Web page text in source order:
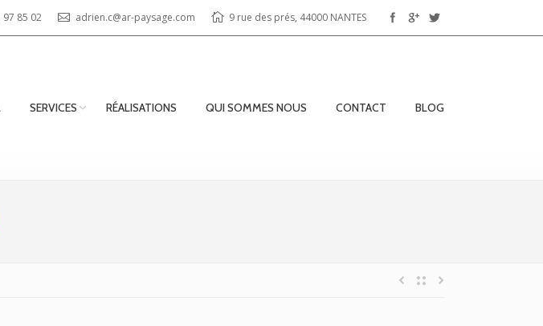
97 85 02 adrien.c@ar-paysage.com 9 rue des prés, 44000 NANTES
SERVICES RÉALISATIONS QUI SOMMES NOUS CONTACT BLOG